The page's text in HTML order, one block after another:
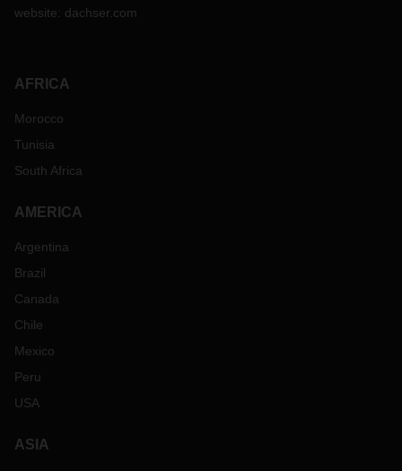
website: dachser.com
AFRICA
Morocco
Tunisia
South Africa
AMERICA
Argentina
Brazil
Canada
Chile
Mexico
Peru
USA
ASIA